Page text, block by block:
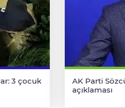
3 çocuk
AK Parti
açıklaması